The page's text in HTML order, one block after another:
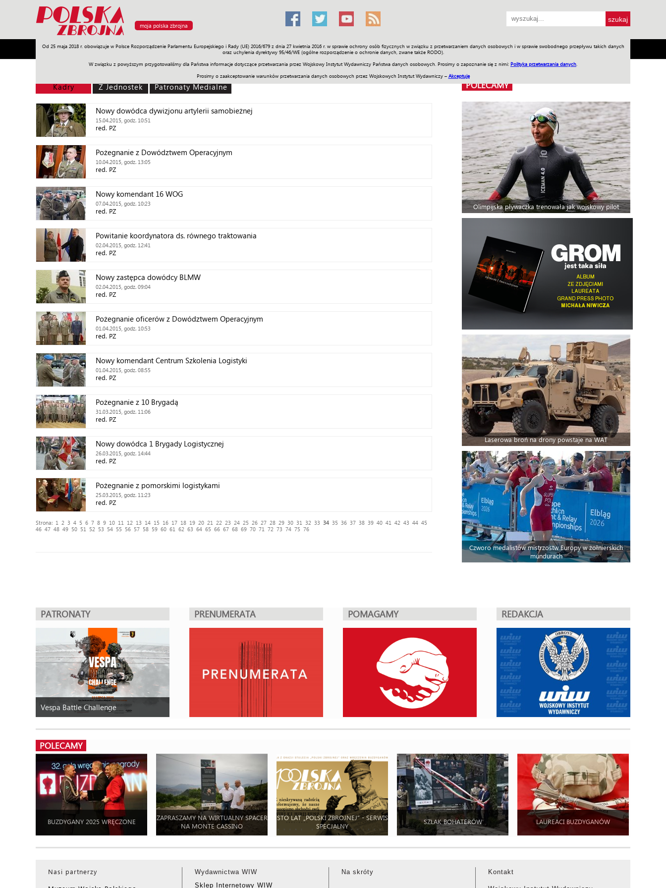
moja polska zbrojna
Od 25 maja 2018 r. obowiązuje w Polsce Rozporządzenie Parlamentu Europejskiego i Rady (UE) 2016/679 z dnia 27 kwietnia 2016 r. w sprawie ochrony osób fizycznych w związku z przetwarzaniem danych osobowych i w sprawie swobodnego przepływu takich danych
oraz uchylenia dyrektywy 95/46/WE (ogólne rozporządzenie o ochronie danych, zwane także RODO).
W związku z powyższym przygotowaliśmy dla Państwa informacje dotyczące przetwarzania przez Wojskowy Instytut Wydawniczy Państwa danych osobowych. Prosimy o zapoznanie się z nimi: Polityka przetwarzania danych
Prosimy o zaakceptowanie warunków przetwarzania danych osobowych przez Wojskowych Instytut Wydawniczy – Akceptuję
Armia Poligon Sprzęt Misje Polityka Prawo Świat Społeczność Sport Historia Galerie Wideo ENGLISH SKLEP Jednodniówki Praca w WIW
Kadry Z Jednostek Patronaty Medialne
Nowy dowódca dywizjonu artylerii samobieżnej
15.04.2015, godz. 10:51
red. PZ
Pożegnanie z Dowództwem Operacyjnym
10.04.2015, godz. 13:05
red. PZ
Nowy komendant 16 WOG
07.04.2015, godz. 10:23
red. PZ
Powitanie koordynatora ds. równego traktowania
02.04.2015, godz. 12:41
red. PZ
Nowy zastępca dowódcy BLMW
02.04.2015, godz. 09:04
red. PZ
Pożegnanie oficerów z Dowództwem Operacyjnym
01.04.2015, godz. 10:53
red. PZ
Nowy komendant Centrum Szkolenia Logistyki
01.04.2015, godz. 08:55
red. PZ
Pożegnanie z 10 Brygadą
31.03.2015, godz. 11:06
red. PZ
Nowy dowódca 1 Brygady Logistycznej
26.03.2015, godz. 14:44
red. PZ
Pożegnanie z pomorskimi logistykami
25.03.2015, godz. 11:23
red. PZ
Strona: 1 2 3 4 5 6 7 8 9 10 11 12 13 14 15 16 17 18 19 20 21 22 23 24 25 26 27 28 29 30 31 32 33 34 35 36 37 38 39 40 41 42 43 44 45
46 47 48 49 50 51 52 53 54 55 56 57 58 59 60 61 62 63 64 65 66 67 68 69 70 71 72 73 74 75 76
POLECAMY
Olimpijska pływaczka trenowała jak wojskowy pilot
Laserowa broń na drony powstaje na WAT
Czworo medalistów mistrzostw Europy w żołnierskich
mundurach
PATRONATY
Vespa Battle Challenge
PRENUMERATA POMAGAMY REDAKCJA
POLECAMY
BUZDYGANY 2025 WRĘCZONE
ZAPRASZAMY NA WIRTUALNY SPACER
NA MONTE CASSINO
STO LAT „POLSKI ZBROJNEJ” - SERWIS
SPECJALNY
SZLAK BOHATERÓW LAUREACI BUZDYGANÓW
Nasi partnerzy
Wydawnictwa WIW
Sklep Internetowy WIW
Na skróty Kontakt